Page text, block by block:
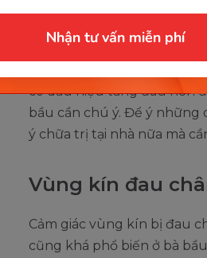
Nhận tư vấn miễn phí
Miễn sao mẹ bầu cần tuân
đúng cách. Tình trạng này
Nhưng nếu mẹ bầu cảm
có dấu hiệu tăng đau hơn
bầu cần chú ý. Để ý
ý chữa trị tại nhà nữa mà
Vùng kín đau
Cảm giác vùng kín bị đau
cũng khá phổ biến ở bà